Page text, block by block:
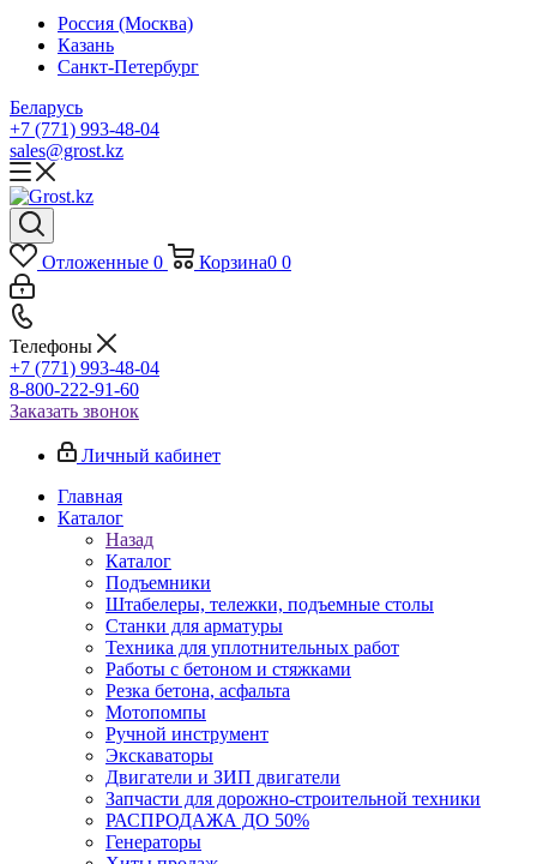
Россия (Москва)
Казань
Санкт-Петербург
Беларусь
+7 (771) 993-48-04
sales@grost.kz
Отложенные 0 Корзина0 0
Телефоны
+7 (771) 993-48-04
8-800-222-91-60
Заказать звонок
Личный кабинет
Главная
Каталог
Назад
Каталог
Подъемники
Штабелеры, тележки, подъемные столы
Станки для арматуры
Техника для уплотнительных работ
Работы с бетоном и стяжками
Резка бетона, асфальта
Мотопомпы
Ручной инструмент
Экскаваторы
Двигатели и ЗИП двигатели
Запчасти для дорожно-строительной техники
РАСПРОДАЖА ДО 50%
Генераторы